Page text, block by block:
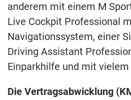
anderem mit einem M
Live Cockpit Professional
Navigationssystem, einer
Driving Assistant
Einparkhilfe und mit vielem
Die Vertragsabwicklung